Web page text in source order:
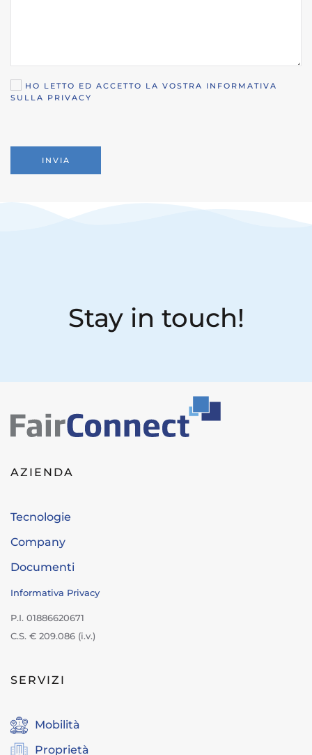
HO LETTO ED ACCETTO LA VOSTRA INFORMATIVA
SULLA PRIVACY
Stay in touch!
AZIENDA
Tecnologie
Company
Documenti
Informativa Privacy
P.I. 01886620671
C.S. € 209.086 (i.v.)
SERVIZI
Mobilità
Proprietà